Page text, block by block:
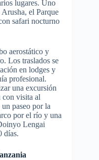
lugares. Uno
el Parque
safari nocturno
aerostático y
Los traslados se
en lodges y
profesional.
una excursión
con visita al
paseo por la
por el río y una
Lengai
días.